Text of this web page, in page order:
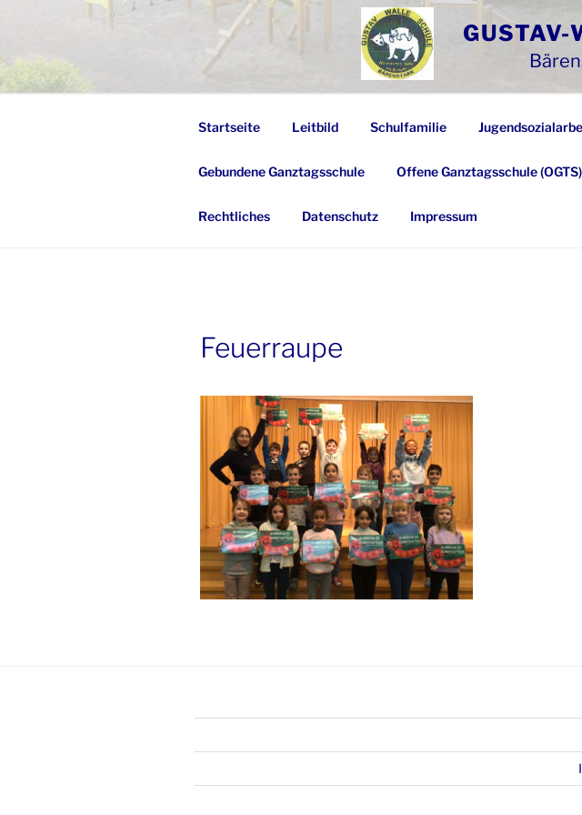
springen
Startseite Leitbild Schulfamilie
Gebundene Ganztagsschule Offene Ganztagsschule (OGTS)
Rechtliches Datenschutz Impressum
Feuerraupe